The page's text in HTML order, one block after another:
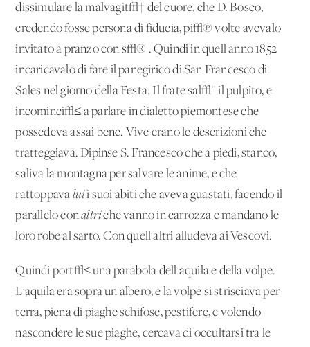
dissimulare la malvagit√† del cuore, che D. Bosco,
credendo fosse persona di fiducia, pi√π volte avevalo
invitato a pranzo con s√® . Quindi in quell'anno 1852
incaricavalo di fare il panegirico di San Francesco di
Sales nel giorno della Festa. Il frate sal√¨ il pulpito, e
incominci√≤ a parlare in dialetto piemontese che
possedeva assai bene. Vive erano le descrizioni che
tratteggiava. Dipinse S. Francesco che a piedi, stanco,
saliva la montagna per salvare le anime, e che
rattoppava luii suoi abiti che aveva guastati, facendo il
parallelo conaltriche vanno in carrozza e mandano le
loro robe al sarto. Con quell'altri alludeva ai Vescovi.
Quindi port√≤ una parabola dell'aquila e della volpe.
L'aquila era sopra un albero, e la volpe si strisciava per
terra, piena di piaghe schifose, pestifere, e volendo
nascondere le sue piaghe, cercava di occultarsi tra le